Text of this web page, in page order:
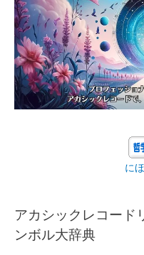
に
アカシックレコード
ンボル大辞典